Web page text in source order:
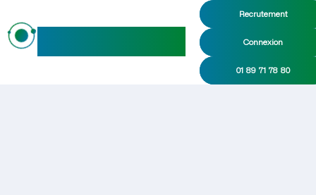
Recrutement
Connexion
01 89 71 78 80